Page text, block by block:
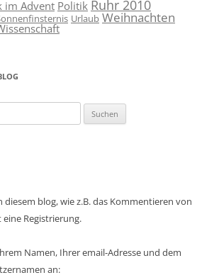
im Advent Politik Ruhr 2010
Urlaub Weihnachten
diesem blog, wie z.B. das Kommentieren von
Registrierung.
Namen, Ihrer email-Adresse und dem
an: